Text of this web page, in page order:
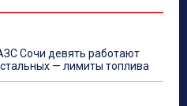
Сочи девять работают
— лимиты топлива